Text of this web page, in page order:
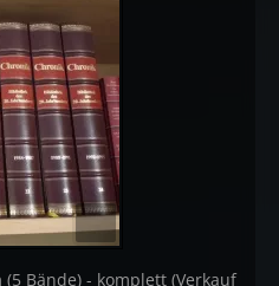
(5 Bände) - komplett (Verkauf